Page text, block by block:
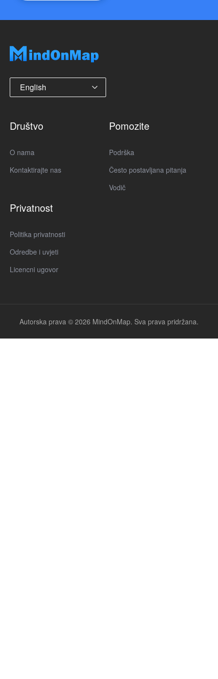
English
Društvo
O nama
Kontaktirajte nas
Pomozite
Podrška
Često postavljana pitanja
Vodič
Privatnost
Politika privatnosti
Odredbe i uvjeti
Licencni ugovor
Autorska prava © 2026 MindOnMap. Sva prava pridržana.